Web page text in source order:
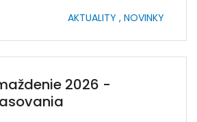
AKTUALITY , NOVINKY
2026 -